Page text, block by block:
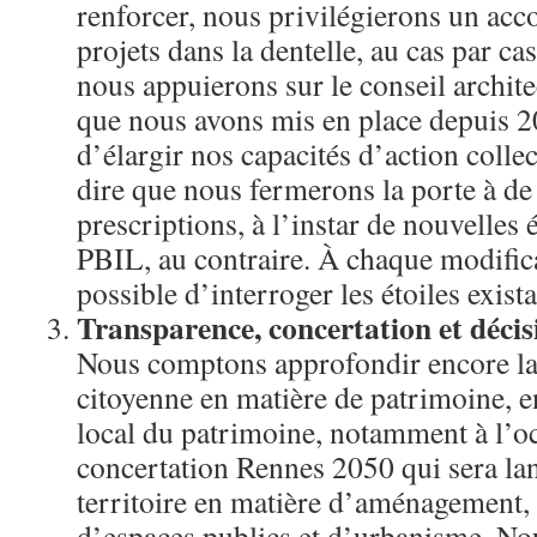
renforcer, nous privilégierons un
projets dans la dentelle, au cas par
nous appuierons sur le conseil
que nous avons mis en place depuis
d’élargir nos capacités d’action
dire que nous fermerons la porte à
prescriptions, à l’instar de nouvelles
PBIL, au contraire. À chaque
possible d’interroger les étoiles
Transparence, concertation et
Nous comptons approfondir encore
citoyenne en matière de patrimoine,
local du patrimoine, notamment à
concertation Rennes 2050 qui sera
territoire en matière